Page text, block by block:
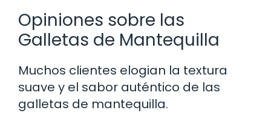
Opiniones sobre las
Galletas de Mantequilla
Muchos clientes elogian la textura
suave y el sabor auténtico de las
galletas de mantequilla.